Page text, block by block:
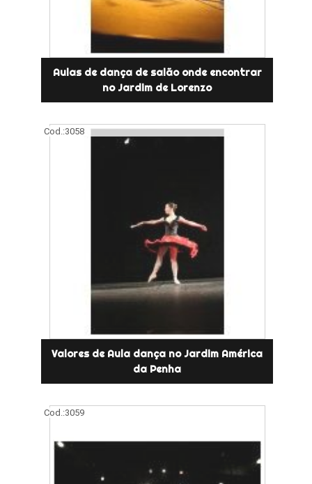
Aulas de dança de salão onde encontrar
no Jardim de Lorenzo
Cod.:3058
Valores de Aula dança no Jardim América
da Penha
Cod.:3059